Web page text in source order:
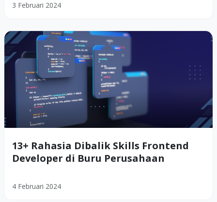
3 Februari 2024
13+ Rahasia Dibalik Skills Frontend
Developer di Buru Perusahaan
4 Februari 2024